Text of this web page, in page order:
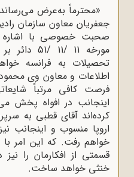
جعفریان معاون سازمان
صحبت خصوصی با اشاره
مورخه 11 /
تحصیلات به فرانسه
اطلاعات و معاون وی
فرصت کافی مرتباً
اینجانب در افواه پخش
کرده‌اند آقای قطبی به
اروپا منسوب و اینجانب
خواهم رفت. که این امر با
قسمتی از افکارمان را
خنثی خواهد ساخت.